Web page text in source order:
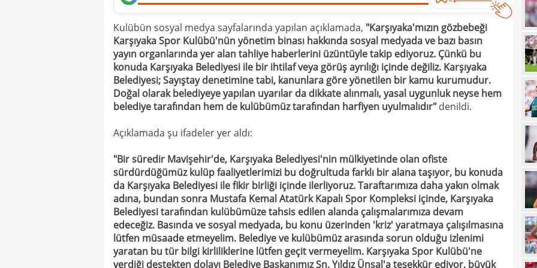
Kulübün sosyal medya sayfalarında yapılan açıklamada, "Karşıyaka'mızın gözbebeği
Karşıyaka Spor Kulübü'nün yönetim binası hakkında sosyal medyada ve bazı basın
yayın organlarında yer alan tahliye haberlerini üzüntüyle takip ediyoruz. Çünkü bu
konuda Karşıyaka Belediyesi ile bir ihtilaf veya görüş ayrılığı içinde değiliz. Karşıyaka
Belediyesi; Sayıştay denetimine tabi, kanunlara göre yönetilen bir kamu kurumudur.
Doğal olarak belediyeye yapılan uyarılar da dikkate alınmalı, yasal uygunluk neyse hem
belediye tarafından hem de kulübümüz tarafından harfiyen uyulmalıdır" denildi.
Açıklamada şu ifadeler yer aldı:
"Bir süredir Mavişehir'de, Karşıyaka Belediyesi'nin mülkiyetinde olan ofiste
sürdürdüğümüz kulüp faaliyetlerimizi bu doğrultuda farklı bir alana taşıyor, bu konuda
da Karşıyaka Belediyesi ile fikir birliği içinde ilerliyoruz. Taraftarımıza daha yakın olmak
adına, bundan sonra Mustafa Kemal Atatürk Kapalı Spor Kompleksi içinde, Karşıyaka
Belediyesi tarafından kulübümüze tahsis edilen alanda çalışmalarımıza devam
edeceğiz. Basında ve sosyal medyada, bu konu üzerinden 'kriz' yaratmaya çalışılmasına
lütfen müsaade etmeyelim. Belediye ve kulübümüz arasında sorun olduğu izlenimi
yaratan bu tür bilgi kirliliklerine lütfen geçit vermeyelim. Karşıyaka Spor Kulübü'ne
verdiği destekten dolayı Belediye Başkanımız Sn. Yıldız Ünsal'a teşekkür ediyor, büyük
gitti